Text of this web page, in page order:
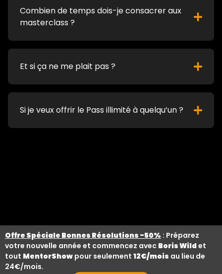
Combien de temps dois-je consacrer aux
masterclass ?
Et si ça ne me plait pas ?
Si je veux offrir le Pass illimité à quelqu’un ?
Offre Spéciale Bonnes Résolutions -50% : Préparez
votre nouvelle année et commencez avec Boris Wildet
tout MentorShow pour seulement 12€/mois au lieu de
24€/mois.
Tenez-vous informé(e) des nouvelles sorties et des